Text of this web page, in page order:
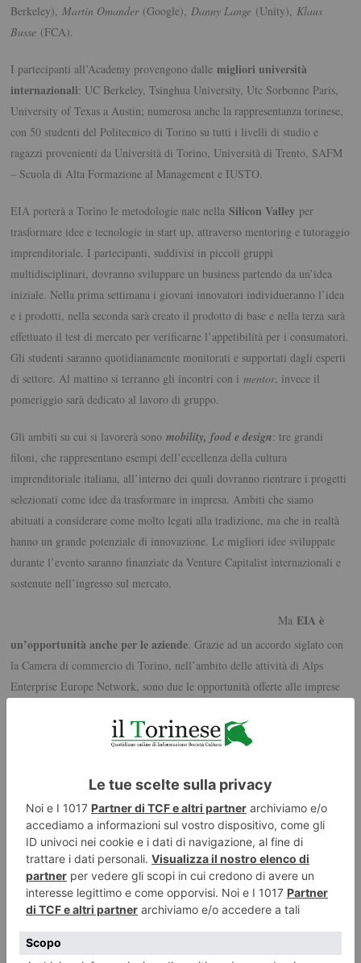
Berkeley),Martin Omander(Google),Danny Lange (Unity), Klaus
Busse (FCA).
I partecipanti all’Academy provengono dallemigliori università
internazionali: UC Berkeley, Tsinghua University, Utc Sorbonne Paris,
University of Texas a Austin; numerosa anche la rappresentanza torinese,
con 50 studenti del Politecnico di Torino su tutti i livelli di studio e
ragazzi provenienti da Università di Torino, Università di Trento, SAFM
– Scuola di Alta Formazione al Management e IUSTO.
EIA porterà a Torino le metodologie nate nellaSilicon Valley per
trasformare idee e tecnologie in start up, attraverso mentoring e tutoraggio
imprenditoriale. I partecipanti, suddivisi in piccoli gruppi
multidisciplinari, dovranno sviluppare un business partendo da un’idea
iniziale. Nella prima settimana i giovani innovatori individueranno l’idea
e i prodotti, nella seconda sarà creato il prodotto di base e nella terza sarà
effettuato il test di mercato per verificarne l’appetibilità per i consumatori.
Gli studenti saranno quotidianamente monitorati e supportati dagli esperti
di settore. Al mattino si terranno gli incontri con imentor, invece il
pomeriggio sarà dedicato al lavoro di gruppo.
Gli ambiti su cui si lavorerà sonomobility, food e design: tre grandi
filoni, che rappresentano esempi dell’eccellenza della cultura
imprenditoriale italiana, all’interno dei quali dovranno rientrare i progetti
selezionati come idee da trasformare in impresa. Ambiti che siamo
abituati a considerare come molto legati alla tradizione, ma che in realtà
hanno un grande potenziale di innovazione. Le migliori idee sviluppate
durante l’evento saranno finanziate da Venture Capitalist internazionali e
sostenute nell’ingresso sul mercato.
Ma EIA è
un’opportunità anche per le aziende. Grazie ad un accordo siglato con
la Camera di commercio di Torino, nell’ambito delle attività di Alps
Enterprise Europe Network, sono due le opportunità offerte alle imprese
– la partecipazione gratuita per 50 manager di aziende innovative già
Executive Innovation Day, in programma il 14 luglio
– l’accesso gratuito a 5 start up (ciascuna con 3 partecipanti) a tre
sessioni nell’ambito del programma di Keynote Session.
Ottima la risposta a queste proposte da parte delle aziende locali, con la
partecipazione di realtà di altissimo livello, con competenze innovative e
energia, aerospazio, logistica, biometria, data management, ecc.). Le